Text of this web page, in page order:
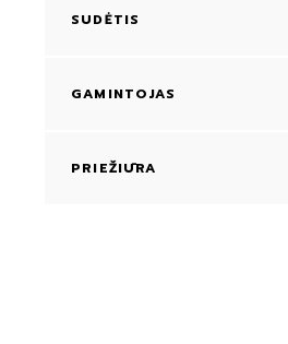
SUDĖTIS
GAMINTOJAS
PRIEŽIŪRA